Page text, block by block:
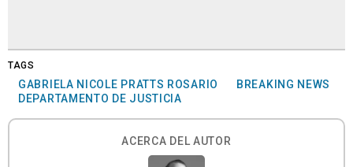
TAGS
GABRIELA NICOLE PRATTS ROSARIO
BREAKING NEWS
DEPARTAMENTO DE JUSTICIA
ACERCA DEL AUTOR